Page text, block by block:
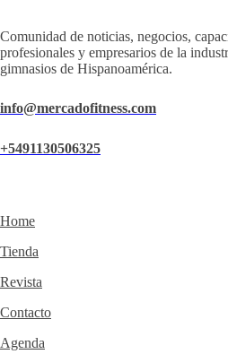
Comunidad de noticias, negocios,
profesionales y empresarios de la
gimnasios de Hispanoamérica.
info@mercadofitness.com
+5491130506325
Home
Tienda
Revista
Contacto
Agenda